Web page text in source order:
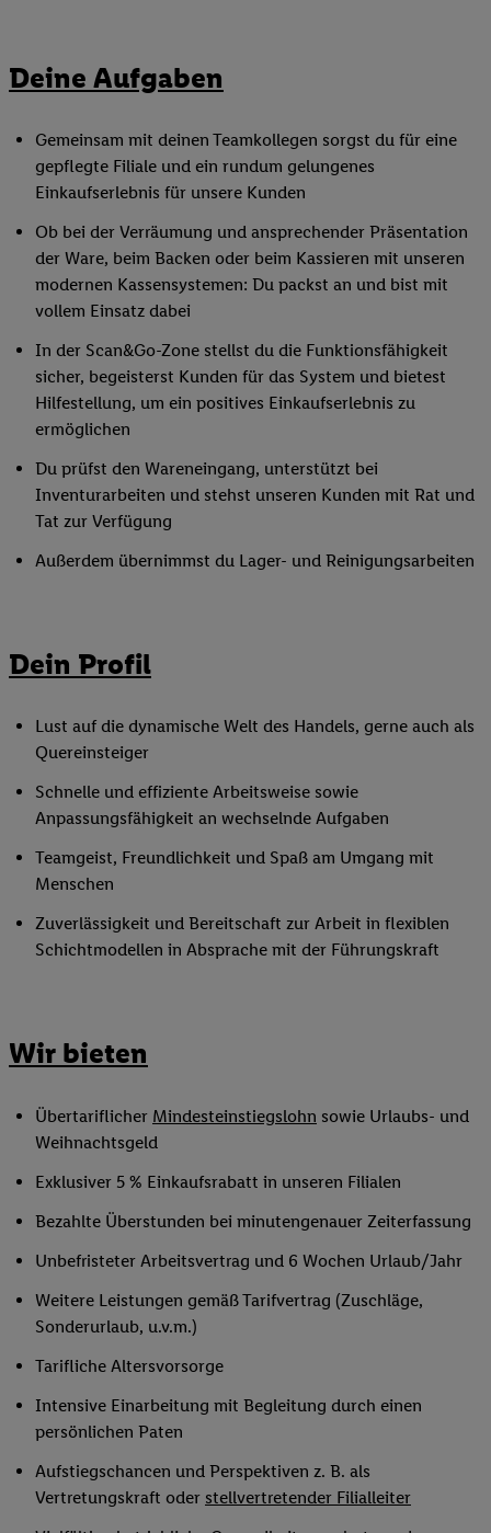
Deine Aufgaben
Gemeinsam mit deinen Teamkollegen sorgst du für eine
gepflegte Filiale und ein rundum gelungenes
Einkaufserlebnis für unsere Kunden
Ob bei der Verräumung und ansprechender Präsentation
der Ware, beim Backen oder beim Kassieren mit unseren
modernen Kassensystemen: Du packst an und bist mit
vollem Einsatz dabei
In der Scan&Go-Zone stellst du die Funktionsfähigkeit
sicher, begeisterst Kunden für das System und bietest
Hilfestellung, um ein positives Einkaufserlebnis zu
ermöglichen
Du prüfst den Wareneingang, unterstützt bei
Inventurarbeiten und stehst unseren Kunden mit Rat und
Tat zur Verfügung
Außerdem übernimmst du Lager- und Reinigungsarbeiten
Dein Profil
Lust auf die dynamische Welt des Handels, gerne auch als
Quereinsteiger
Schnelle und effiziente Arbeitsweise sowie
Anpassungsfähigkeit an wechselnde Aufgaben
Teamgeist, Freundlichkeit und Spaß am Umgang mit
Menschen
Zuverlässigkeit und Bereitschaft zur Arbeit in flexiblen
Schichtmodellen in Absprache mit der Führungskraft
Wir bieten
Übertariflicher Mindesteinstiegslohn sowie Urlaubs- und
Weihnachtsgeld
Exklusiver 5 % Einkaufsrabatt in unseren Filialen
Bezahlte Überstunden bei minutengenauer Zeiterfassung
Unbefristeter Arbeitsvertrag und 6 Wochen Urlaub/Jahr
Weitere Leistungen gemäß Tarifvertrag (Zuschläge,
Sonderurlaub, u.v.m.)
Tarifliche Altersvorsorge
Intensive Einarbeitung mit Begleitung durch einen
persönlichen Paten
Aufstiegschancen und Perspektiven z. B. als
Vertretungskraft oder stellvertretender Filialleiter